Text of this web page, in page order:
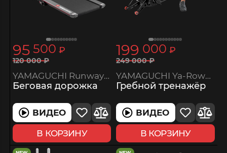
95 500 ₽
120 000₽
YAMAGUCHI Runway PRO-X
Беговая дорожка
ВИДЕО
В КОРЗИНУ
199 000 ₽
249 000₽
YAMAGUCHI Ya-Rower Sport
Гребной тренажёр
ВИДЕО
В КОРЗИНУ